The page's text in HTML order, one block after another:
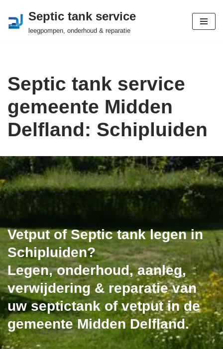
Ga
Septic tank service
leegpompen, onderhoud & reparatie
Septic tank service
gemeente Midden
Delfland: Schipluiden
Vetput of Septic tank legen in
Schipluiden?
Legen, onderhoud, aanleg,
verwijdering & reparatie van
uw septictank of vetput in de
gemeente Midden Delfland.